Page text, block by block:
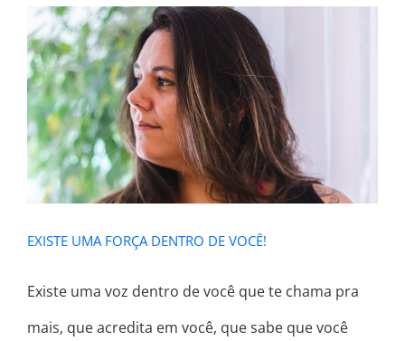
EXISTE UMA FORÇA DENTRO DE
VOCÊ!
EXISTE UMA FORÇA DENTRO DE VOCÊ!
Existe uma voz dentro de você que te chama pra
mais, que acredita em você, que sabe que você